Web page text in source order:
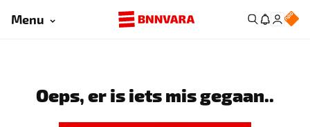
Menu
Oeps, er is iets mis gegaan..